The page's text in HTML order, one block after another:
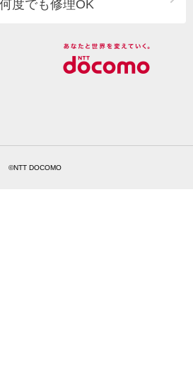
何度でも修理OK
©NTT DOCOMO